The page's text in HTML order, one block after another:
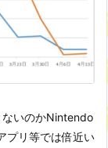
いのかNintendo
プリ等では倍近い